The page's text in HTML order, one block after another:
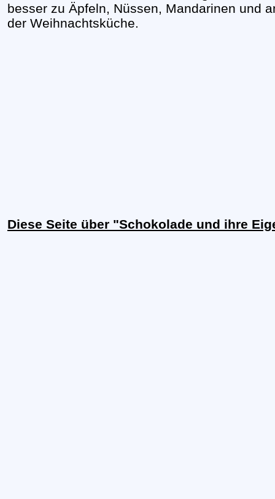
besser zu Äpfeln, Nüssen, Mandarinen und
der Weihnachtsküche.
Diese Seite über "Schokolade und ihre